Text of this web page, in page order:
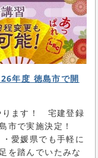
年度 徳島市で開
ます！ 宅建登録
市で実施決定！
愛媛県でも手軽に
を踏んでいたみな